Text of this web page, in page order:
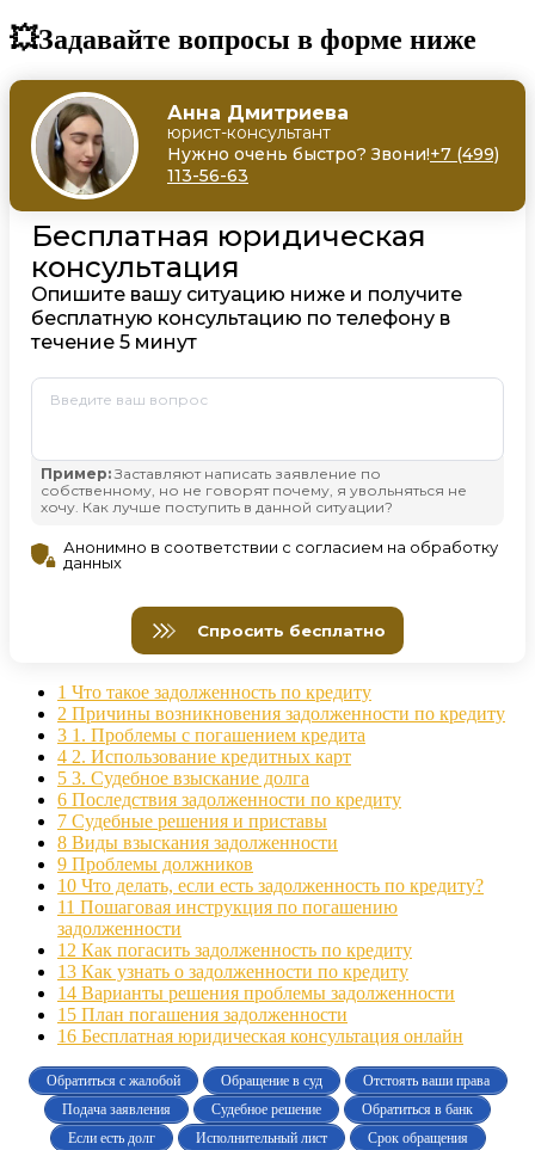
💥Задавайте вопросы в форме ниже
1 Что такое задолженность по кредиту
2 Причины возникновения задолженности по кредиту
3 1. Проблемы с погашением кредита
4 2. Использование кредитных карт
5 3. Судебное взыскание долга
6 Последствия задолженности по кредиту
7 Судебные решения и приставы
8 Виды взыскания задолженности
9 Проблемы должников
10 Что делать, если есть задолженность по кредиту?
11 Пошаговая инструкция по погашению
задолженности
12 Как погасить задолженность по кредиту
13 Как узнать о задолженности по кредиту
14 Варианты решения проблемы задолженности
15 План погашения задолженности
16 Бесплатная юридическая консультация онлайн
Обратиться с жалобой Обращение в суд
Отстоять ваши права
Подача заявления
Судебное решение
Обратиться в банк
Если есть долг
Исполнительный лист Срок обращения